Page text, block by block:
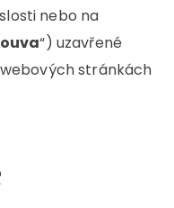
nebo na
“) uzavřené
stránkách